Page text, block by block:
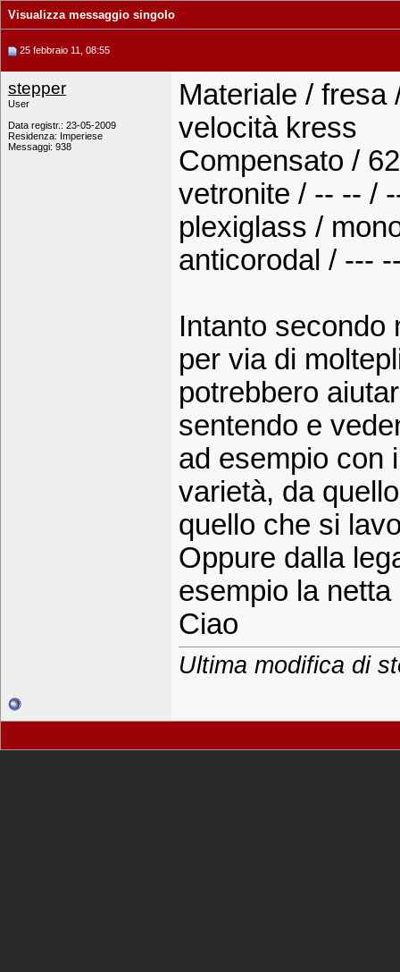
Visualizza messaggio singolo
25 febbraio 11, 08:55
stepper
User
Data registr.: 23-05-2009
Residenza: Imperiese
Messaggi: 938
Materiale / fresa
velocità kress
Compensato /
vetronite / -- -- /
plexiglass /
anticorodal / ---
Intanto secondo
per via di
potrebbero
sentendo e
ad esempio con
varietà, da
quello che si
Oppure dalla
esempio la
Ciao
Ultima modifica di